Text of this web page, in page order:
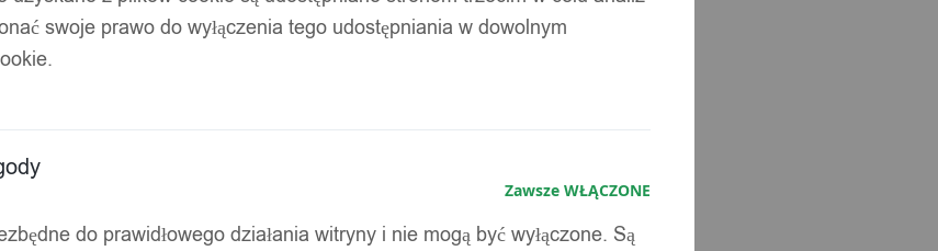
różowy etui
swoje prawo do wyłączenia tego udostępniania w dowolnym
Zawsze WŁĄCZONE
do prawidłowego działania witryny i nie mogą być wyłączone. Są